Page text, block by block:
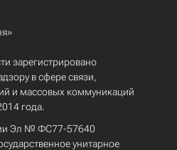
зарегистрировано
в сфере связи,
и массовых коммуникаций
года.
Эл № ФС77-57640
унитарное